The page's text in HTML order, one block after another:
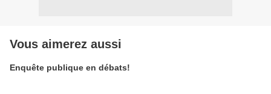
Vous aimerez aussi
Enquête publique en débats!